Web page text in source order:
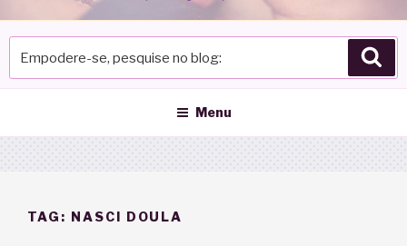
pesquise
blog
Menu
TAG: NASCI DOULA